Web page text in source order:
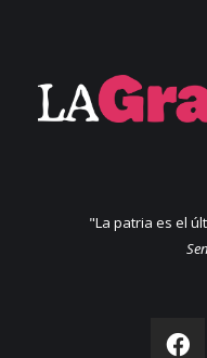
"La patria es el